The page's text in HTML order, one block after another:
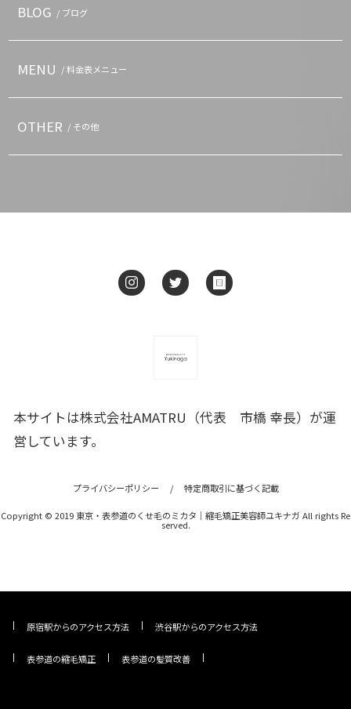
BLOG / ブログ
MENU / 料金表メニュー
OTHER / その他
本サイトは株式会社AMATRU（代表 市橋 幸長）が運
営しています。
プライバシーポリシー / 特定商取引に基づく記載
Copyright © 2019 東京・表参道のくせ毛のミカタ｜縮毛矯正美容師ユキナガ All rights Re
served.
原宿駅からのアクセス方法 渋谷駅からのアクセス方法
表参道の縮毛矯正 表参道の髪質改善